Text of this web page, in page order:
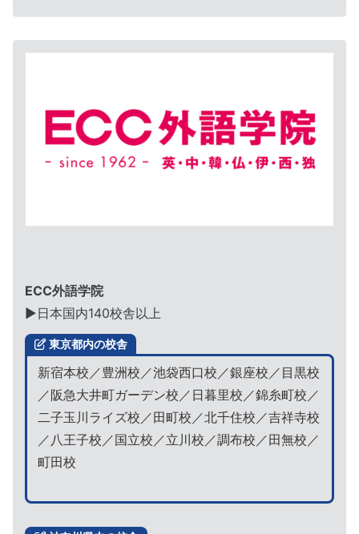
ECC外語学院
▶︎日本国内140校舎以上
東京都内の校舎
新宿本校／豊洲校／池袋西口校／銀座校／目黒校
／阪急大井町ガーデン校／日暮里校／錦糸町校／
二子玉川ライズ校／田町校／北千住校／吉祥寺校
／八王子校／国立校／立川校／調布校／田無校／
町田校